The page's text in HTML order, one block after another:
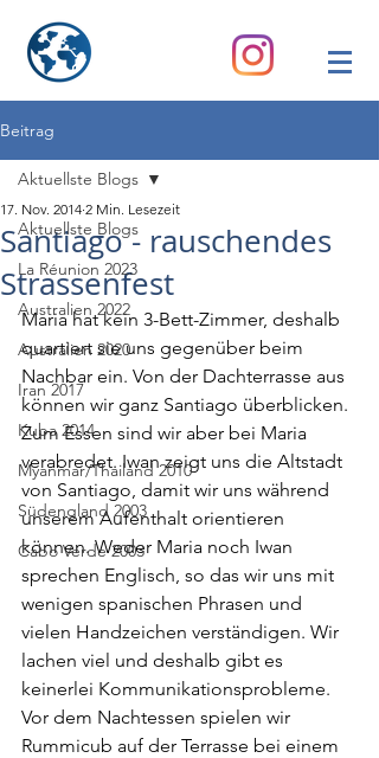
Beitrag
Aktuellste Blogs
La Réunion 2023
Australien 2022
Australien 2020
Iran 2017
Kuba 2014
Myanmar/Thailand 2010
Südengland 2003
Cabo Verde 2003
Aktuellste Blogs
Santiago - rauschendes
Strassenfest
17. Nov. 2014 2 Min. Lesezeit
Maria hat kein 3-Bett-Zimmer, deshalb
quartiert sie uns gegenüber beim
Nachbar ein. Von der Dachterrasse aus
können wir ganz Santiago überblicken.
Zum Essen sind wir aber bei Maria
verabredet. Iwan zeigt uns die Altstadt
von Santiago, damit wir uns während
unserem Aufenthalt orientieren
können. Weder Maria noch Iwan
sprechen Englisch, so das wir uns mit
wenigen spanischen Phrasen und
vielen Handzeichen verständigen. Wir
lachen viel und deshalb gibt es
keinerlei Kommunikationsprobleme.
Vor dem Nachtessen spielen wir
Rummicub auf der Terrasse bei einem